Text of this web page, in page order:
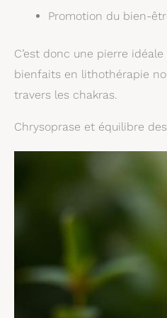
Promotion du bien-
C’est donc une pierre
bienfaits en lithothérapie
travers les chakras.
Chrysoprase et équilibre